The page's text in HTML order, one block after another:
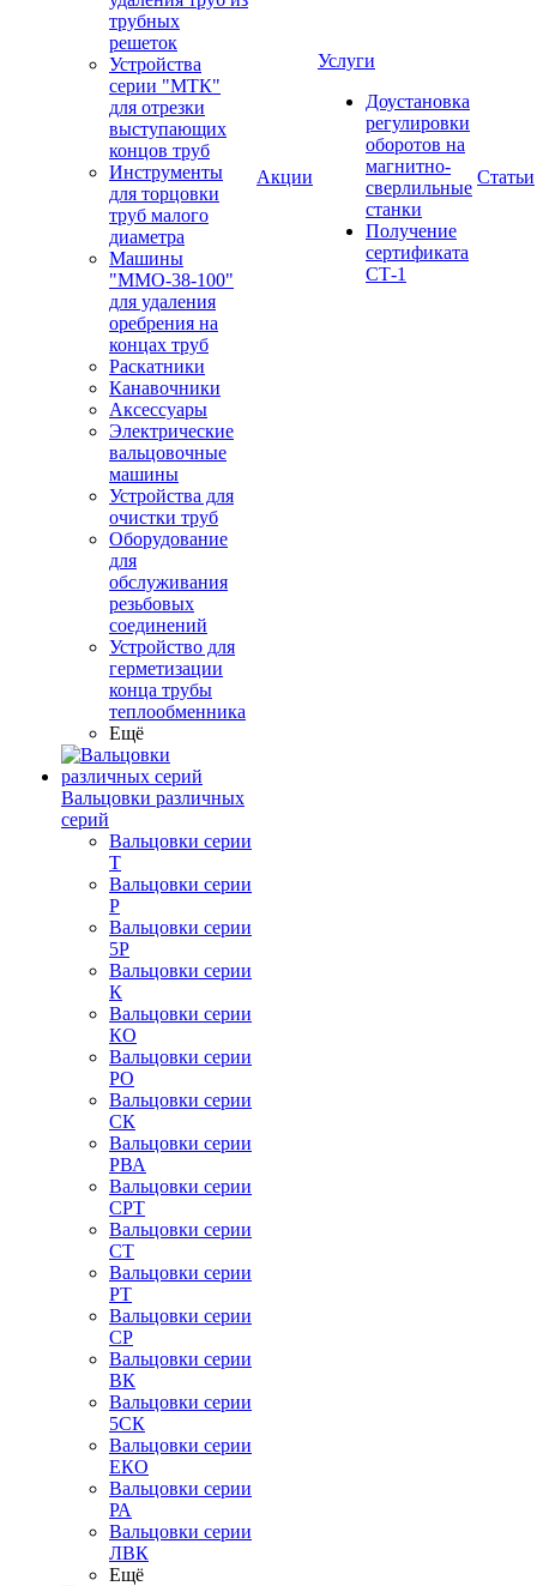
трубных
решеток
Устройства
серии "МТК"
для отрезки
выступающих
концов труб
Инструменты
для торцовки
труб малого
диаметра
Машины
"ММО-38-100"
для удаления
оребрения на
концах труб
Раскатники
Канавочники
Аксессуары
Электрические
вальцовочные
машины
Устройства для
очистки труб
Оборудование
для
обслуживания
резьбовых
соединений
Устройство для
герметизации
конца трубы
теплообменника
Ещё
Вальцовки различных
серий
Вальцовки серии
Т
Вальцовки серии
Р
Вальцовки серии
5Р
Вальцовки серии
К
Вальцовки серии
КО
Вальцовки серии
РО
Вальцовки серии
СК
Вальцовки серии
РВА
Вальцовки серии
СРТ
Вальцовки серии
СТ
Вальцовки серии
РТ
Вальцовки серии
СР
Вальцовки серии
ВК
Вальцовки серии
5СК
Вальцовки серии
ЕКО
Вальцовки серии
РА
Вальцовки серии
ЛВК
Ещё
Акции
Услуги
Доустановка
регулировки
оборотов на
магнитно-
сверлильные
станки
Получение
сертификата
СТ-1
Статьи